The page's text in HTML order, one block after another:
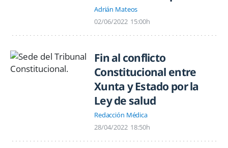
Adrián Mateos
02/06/2022 15:00h
Fin al conflicto
Constitucional entre
Xunta y Estado por la
Ley de salud
Redacción Médica
28/04/2022 18:50h